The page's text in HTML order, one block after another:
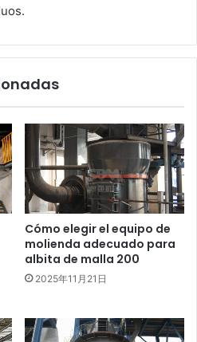
Cómo elegir el equipo de
molienda adecuado para
albita de malla 200
2025年11月21日